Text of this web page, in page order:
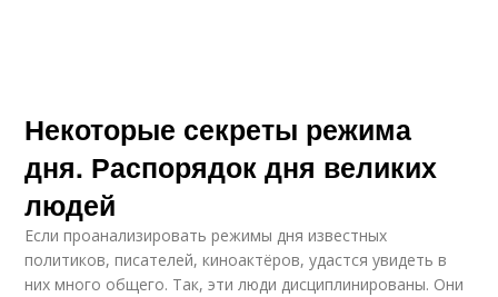
Некоторые секреты режима
дня. Распорядок дня великих
людей
Если проанализировать режимы дня известных
политиков, писателей, киноактёров, удастся увидеть в
них много общего. Так, эти люди дисциплинированы. Они